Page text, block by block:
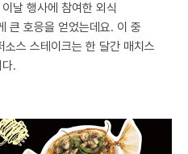
날 행사에 참여한 외식
큰 호응을 얻었는데요. 이 중
스 스테이크는 한 달간 매치스
.